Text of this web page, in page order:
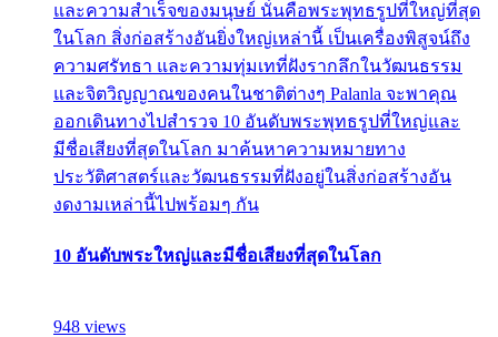
และความสำเร็จของมนุษย์ นั่นคือพระพุทธรูปที่ใหญ่ที่สุด
ในโลก สิ่งก่อสร้างอันยิ่งใหญ่เหล่านี้ เป็นเครื่องพิสูจน์ถึง
ความศรัทธา และความทุ่มเทที่ฝังรากลึกในวัฒนธรรม
และจิตวิญญาณของคนในชาติต่างๆ Palanla จะพาคุณ
ออกเดินทางไปสำรวจ 10 อันดับพระพุทธรูปที่ใหญ่และ
มีชื่อเสียงที่สุดในโลก มาค้นหาความหมายทาง
ประวัติศาสตร์และวัฒนธรรมที่ฝังอยู่ในสิ่งก่อสร้างอัน
งดงามเหล่านี้ไปพร้อมๆ กัน
10 อันดับพระใหญ่และมีชื่อเสียงที่สุดในโลก
948 views